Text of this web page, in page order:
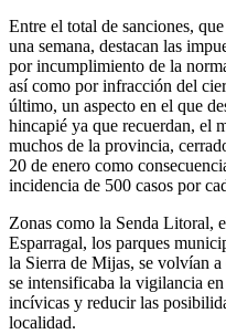
Entre el total de sanciones,
una semana, destacan las
por incumplimiento de la
así como por infracción del
último, un aspecto en el que
hincapié ya que recuerdan, el
muchos de la provincia,
20 de enero como
incidencia de 500 casos por
Zonas como la Senda Litoral,
Esparragal, los parques
la Sierra de Mijas, se volvían
se intensificaba la vigilancia
incívicas y reducir las
localidad.